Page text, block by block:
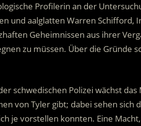
Profilerin an der
und aalglatten Warren Schifford,
Geheimnissen aus ihrer
zu müssen. Über die Gründe
schwedischen Polizei wächst
von Tyler gibt; dabei sehen
je vorstellen konnten. Eine